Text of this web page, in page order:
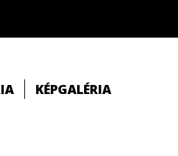
KÉPGALÉRIA